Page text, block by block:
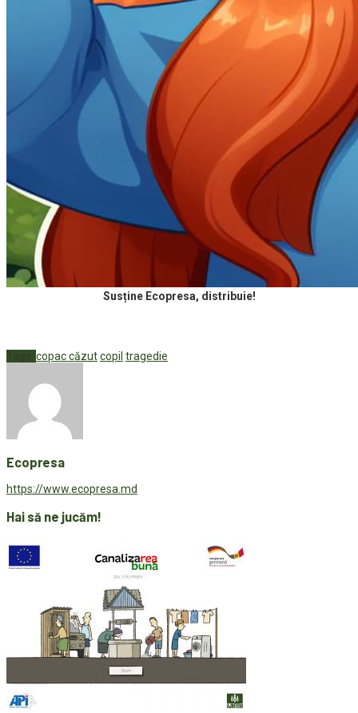
Susține Ecopresa, distribuie!
Tags: copac căzutcopil tragedie
Ecopresa
https://www.ecopresa.md
Hai să ne jucăm!